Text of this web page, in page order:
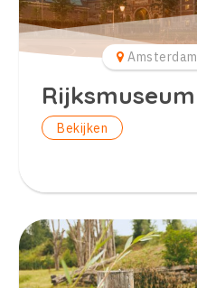
Amsterdam
Rijksmuseum
Bekijken